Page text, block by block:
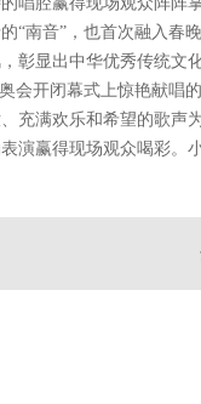
“南音”，也首次融入春
，彰显出中华优秀传统
会开闭幕式上惊艳献唱
充满欢乐和希望的歌声
演赢得现场观众喝彩。